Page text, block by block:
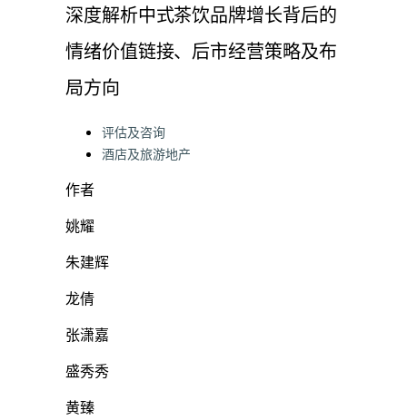
深度解析中式茶饮品牌增长背后的
情绪价值链接、后市经营策略及布
局方向
Categories:
评估及咨询
酒店及旅游地产
作者
姚耀
朱建辉
龙倩
张潇嘉
盛秀秀
黄臻